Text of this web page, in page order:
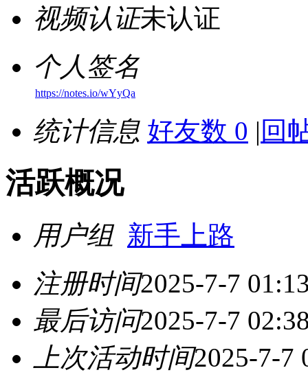
视频认证未认证
个人签名
https://notes.io/wYyQa
统计信息 好友数 0 | 回
活跃概况
用户组 新手上路
注册时间2025-7-7
最后访问2025-7-7
上次活动时间2025-7-7